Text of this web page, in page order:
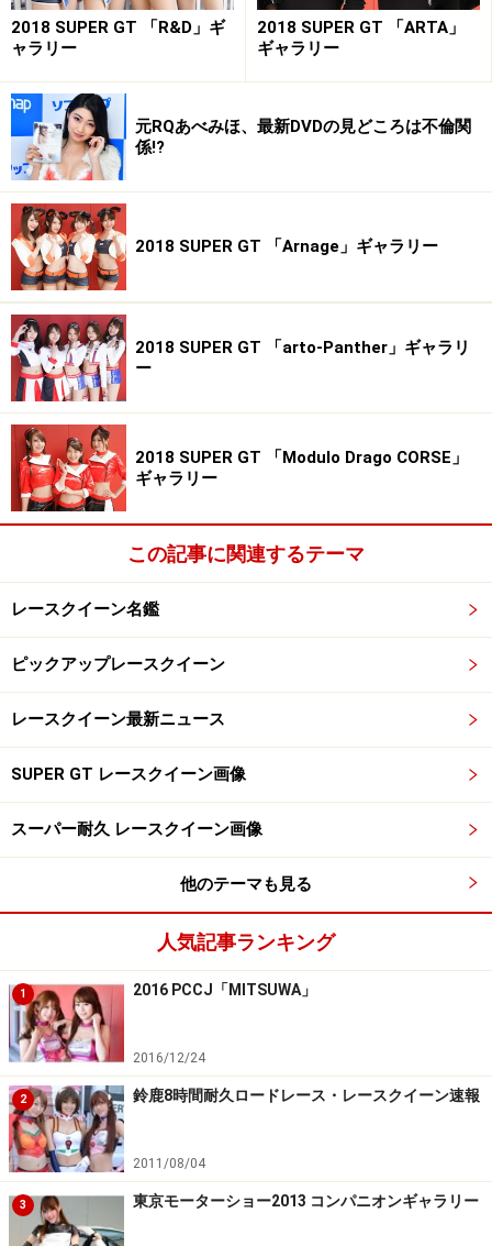
2018 SUPER GT 「R&D」ギ
ャラリー
2018 SUPER GT 「ARTA」
ギャラリー
元RQあべみほ、最新DVDの見どころは不倫関
係!?
2018 SUPER GT 「Arnage」ギャラリー
2018 SUPER GT 「arto-Panther」ギャラリ
ー
2018 SUPER GT 「Modulo Drago CORSE」
ギャラリー
この記事に関連するテーマ
レースクイーン名鑑
ピックアップレースクイーン
レースクイーン最新ニュース
SUPER GT レースクイーン画像
スーパー耐久 レースクイーン画像
他のテーマも見る
人気記事ランキング
1 2016 PCCJ「MITSUWA」
2016/12/24
2 鈴鹿8時間耐久ロードレース・レースクイーン速報
2011/08/04
3 東京モーターショー2013 コンパニオンギャラリー